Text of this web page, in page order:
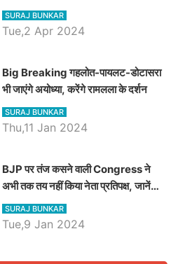
रैली, एक सभा से 8 सीटों पर साधेगें निशाना
SURAJ BUNKAR
Tue,2 Apr 2024
Big Breaking गहलोत-पायलट-डोटासरा
भी जाएंगे अयोध्या, करेंगे रामलला के दर्शन
SURAJ BUNKAR
Thu,11 Jan 2024
BJP पर तंज कसने वाली Congress ने
अभी तक तय नहीं किया नेता प्रतिपक्ष, जानें
कौन होगा दावेदार
SURAJ BUNKAR
Tue,9 Jan 2024